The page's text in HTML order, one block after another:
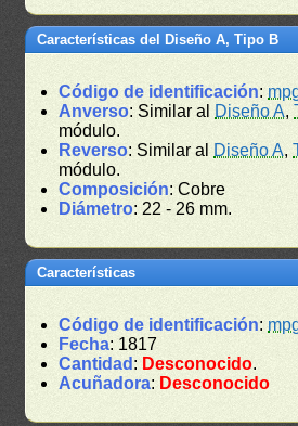
Características del Diseño A, Tipo B
Código de identificación:
Anverso: Similar al Diseño A,
módulo.
Reverso: Similar al Diseño A,
módulo.
Composición: Cobre
Diámetro: 22 - 26 mm.
Características
Código de identificación:
Fecha: 1817
Cantidad : Desconocido.
Acuñadora: Desconocido